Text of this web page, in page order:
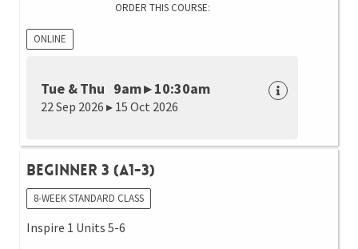
ORDER THIS COURSE:
ONLINE
Tue & Thu 9am ▸ 10:30am
22 Sep 2026 ▸ 15 Oct 2026
Beginner 3 (A1-3)
8-WEEK STANDARD CLASS
Inspire 1 Units 5-6